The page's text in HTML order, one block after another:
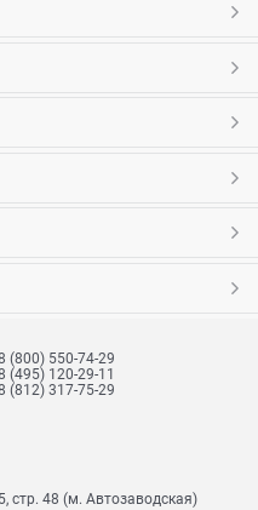
(800) 550-74-29
(495) 120-29-11
(812) 317-75-29
стр. 48 (м. Автозаводская)